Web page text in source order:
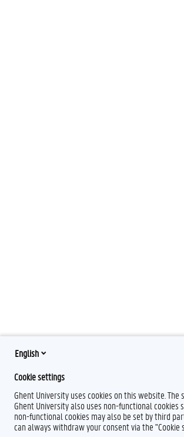
English
Cookie settings
Ghent University uses cookies on this website.
Ghent University also uses non-functional cookies
non-functional cookies may also be set by third
can always withdraw your consent via the